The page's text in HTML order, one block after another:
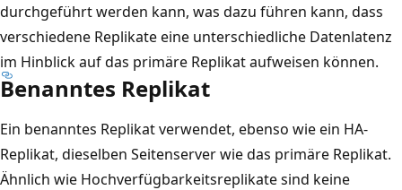
durchgeführt werden kann, was dazu führen kann, dass
verschiedene Replikate eine unterschiedliche Datenlatenz
im Hinblick auf das primäre Replikat aufweisen können.
Benanntes Replikat
Ein benanntes Replikat verwendet, ebenso wie ein HA-
Replikat, dieselben Seitenserver wie das primäre Replikat.
Ähnlich wie Hochverfügbarkeitsreplikate sind keine